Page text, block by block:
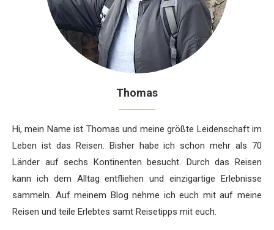
Thomas
Hi, mein Name ist Thomas und meine größte Leidenschaft im
Leben ist das Reisen. Bisher habe ich schon mehr als 70
Länder auf sechs Kontinenten besucht. Durch das Reisen
kann ich dem Alltag entfliehen und einzigartige Erlebnisse
sammeln. Auf meinem Blog nehme ich euch mit auf meine
Reisen und teile Erlebtes samt Reisetipps mit euch.